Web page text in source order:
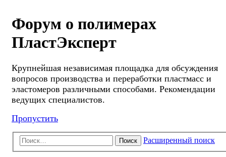
Форум о полимерах
ПластЭксперт
Крупнейшая независимая площадка для обсуждения
вопросов производства и переработки пластмасс и
эластомеров различными способами. Рекомендации
ведущих специалистов.
Пропустить
Поиск Расширенный поиск